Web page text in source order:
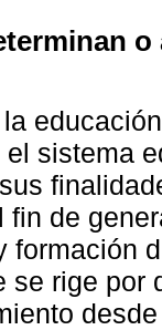
sistema
fin de
formación
se rige por